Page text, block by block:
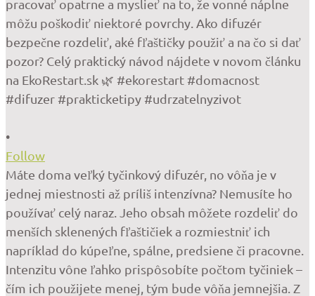
•
Follow
Máte doma veľký tyčinkový difuzér, no vôňa je v
jednej miestnosti až príliš intenzívna? Nemusíte ho
používať celý naraz. Jeho obsah môžete rozdeliť do
menších sklenených fľaštičiek a rozmiestniť ich
napríklad do kúpeľne, spálne, predsiene či pracovne.
Intenzitu vône ľahko prispôsobíte počtom tyčiniek –
čím ich použijete menej, tým bude vôňa jemnejšia. Z